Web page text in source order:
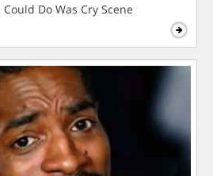
Do Was Cry Scene